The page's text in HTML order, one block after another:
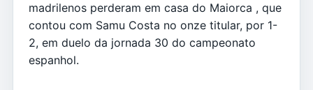
madrilenos perderam em casa do Maiorca , que
contou com Samu Costa no onze titular, por 1-
2, em duelo da jornada 30 do campeonato
espanhol.